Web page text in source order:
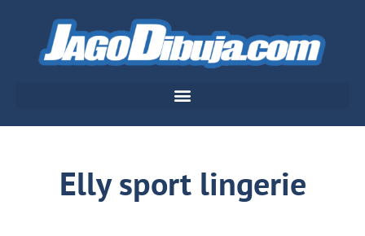
Elly sport lingerie